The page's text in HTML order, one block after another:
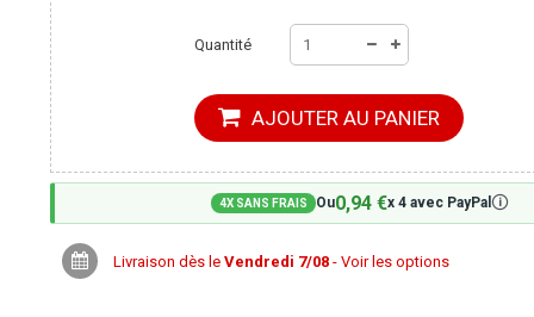
Quantité
AJOUTER AU PANIER
4X SANS FRAIS Ou0,94 €x 4 avec PayPal🛈
Livraison dès le Vendredi 7/08- Voir les options